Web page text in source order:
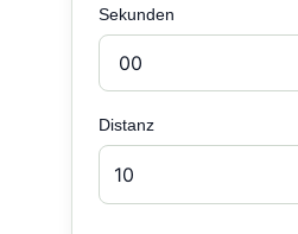
Sekunden
Distanz